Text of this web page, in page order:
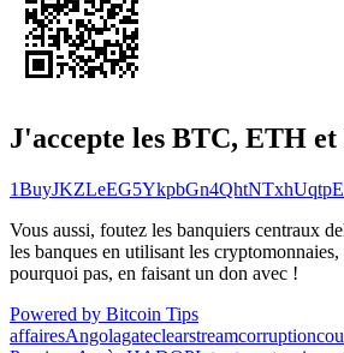
J'accepte les BTC, ETH
Vous aussi, foutez les banquiers centraux
les banques en utilisant les
pourquoi pas, en faisant un don avec !
Powered by Bitcoin Tips
affairesAngolagateclearstreamcorruption